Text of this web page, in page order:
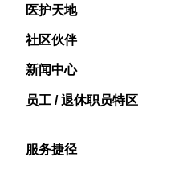
医护天地
社区伙伴
新闻中心
员工 / 退休职员特区
服务捷径